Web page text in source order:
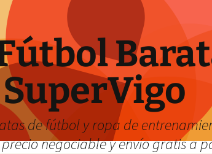
de fútbol y ropa de
negociable y envío gratis a